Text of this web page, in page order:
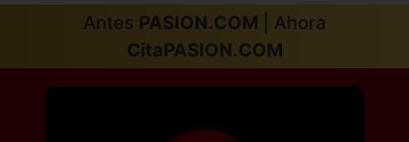
Antes PASION.COM | Ahora
CitaPASION.COM